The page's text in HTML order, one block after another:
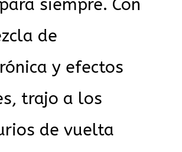
siempre. Con
de
y efectos
trajo a los
de vuelta